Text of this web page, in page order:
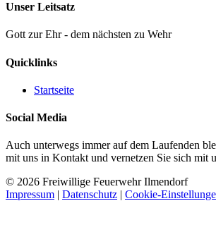
Unser Leitsatz
Gott zur Ehr - dem nächsten zu Wehr
Quicklinks
Startseite
Social Media
Auch unterwegs immer auf dem Laufenden
mit uns in Kontakt und vernetzen Sie sich mit
© 2026 Freiwillige Feuerwehr Ilmendorf
Impressum
Datenschutz Cookie-